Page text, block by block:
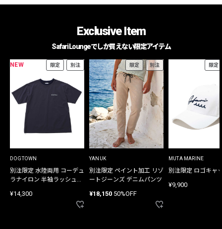
Exclusive Item
Safari Loungeでしか買えない限定アイテム
NEW 限定 別注
DOGTOWN
別注限定 水陸両用 コーデュ
ラナイロン 半袖ラッシュガ
¥14,300
限定 別注
YANUK
別注限定 ペイント加工 リゾ
ートジーンズ デニムパンツ
¥18,150 50%OFF
限定
MUTA MARINE
別注限定 ロゴキャ
¥9,900